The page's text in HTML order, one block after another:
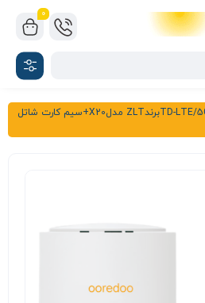
0
مودم TD-LTE/5GبرندZLT مدلX20+سیم کارت شاتل